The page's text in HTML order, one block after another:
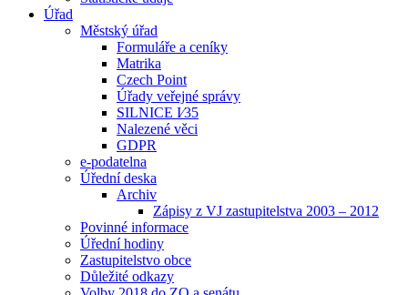
Úřad
Městský úřad
Formuláře a ceníky
Matrika
Czech Point
Úřady veřejné správy
SILNICE I⁄35
Nalezené věci
GDPR
e-podatelna
Úřední deska
Archiv
Zápisy z VJ zastupitelstva 2003 – 2012
Povinné informace
Úřední hodiny
Zastupitelstvo obce
Důležité odkazy